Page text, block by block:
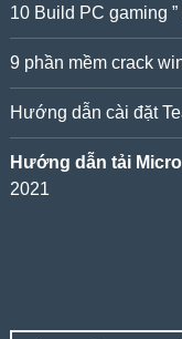
10 Build PC gaming
9 phần mềm crack
Hướng dẫn cài đặt
Hướng dẫn tải
2021